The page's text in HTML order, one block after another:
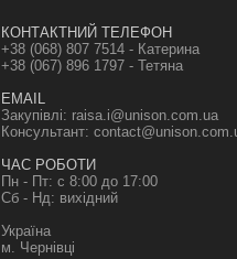
КОНТАКТНИЙ ТЕЛЕФОН
+38 (068) 807 7514 - Катерина
+38 (067) 896 1797 - Тетяна
EMAIL
Закупівлі: raisa.i@unison.com.ua
Консультант:
ЧАС РОБОТИ
Пн - Пт: с 8:00 до 17:00
Сб - Нд: вихідний
Україна
м. Чернівці